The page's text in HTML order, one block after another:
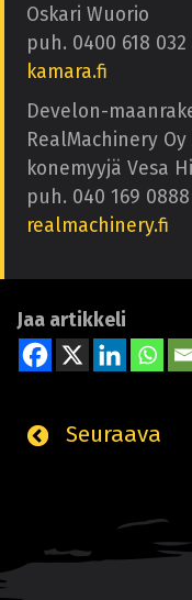
Oskari Wuorio
puh. 0400 618 032
kamara.fi
Develon-
RealMachinery Oy
konemyyjä Vesa
puh. 040 169 0888
realmachinery.fi
Jaa artikkeli
Seuraava